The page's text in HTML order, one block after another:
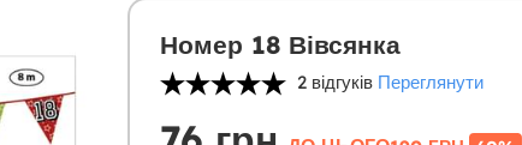
Номер 18 Вівсянка
2 відгуків Переглянути